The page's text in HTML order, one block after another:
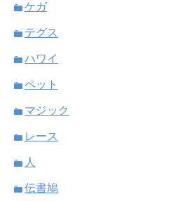
ケガ
テグス
ハワイ
ペット
マジック
レース
人
伝書鳩